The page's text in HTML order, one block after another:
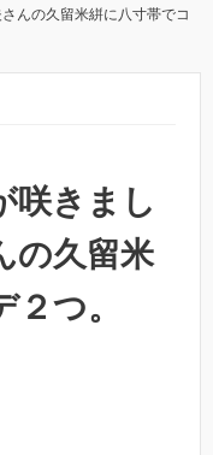
んの久留米絣に八寸帯でコ
咲きまし
の久留米
つ。